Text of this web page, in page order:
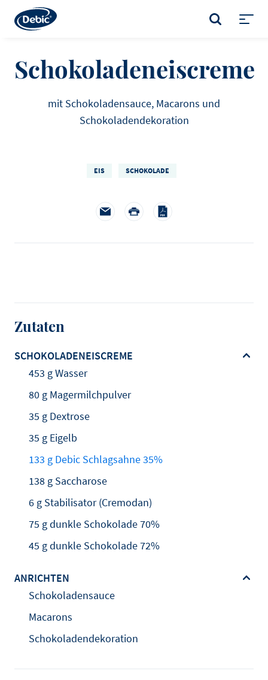
main
SUCHE
Schokoladeneiscreme
mit Schokoladensauce, Macarons und
Schokoladendekoration
EIS SCHOKOLADE
Zutaten
SCHOKOLADENEISCREME
453 g Wasser
80 g Magermilchpulver
35 g Dextrose
35 g Eigelb
133 g Debic Schlagsahne 35%
138 g Saccharose
6 g Stabilisator (Cremodan)
75 g dunkle Schokolade 70%
45 g dunkle Schokolade 72%
ANRICHTEN
Schokoladensauce
Macarons
Schokoladendekoration